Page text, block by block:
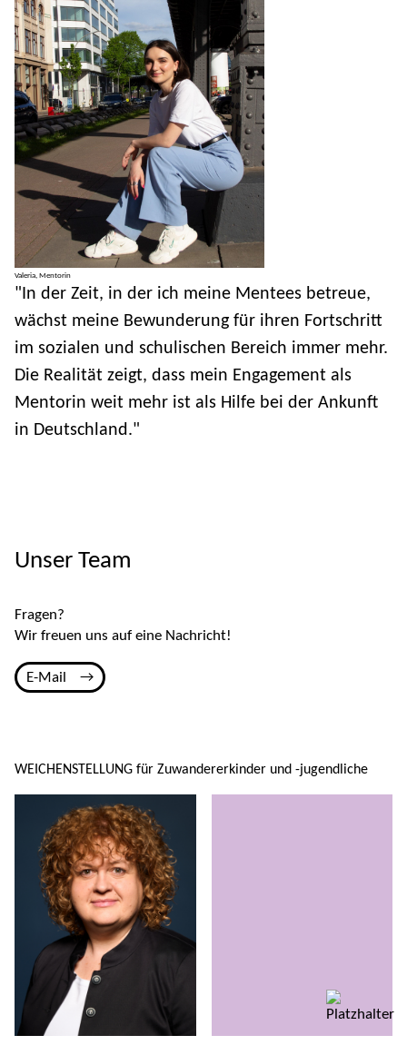
Valeria, Mentorin
"In der Zeit, in der ich meine Mentees betreue,
wächst meine Bewunderung für ihren Fortschritt
im sozialen und schulischen Bereich immer mehr.
Die Realität zeigt, dass mein Engagement als
Mentorin weit mehr ist als Hilfe bei der Ankunft
in Deutschland."
Unser Team
Fragen?
Wir freuen uns auf eine Nachricht!
E-Mail
WEICHENSTELLUNG für Zuwandererkinder und -jugendliche